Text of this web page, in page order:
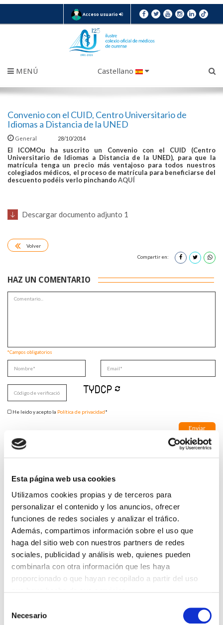
Esta página web usa cookies
Utilizamos cookies propias y de terceros para
personalizar el contenido y los anuncios, ofrecer
funciones de redes sociales y analizar el tráfico.
Además, compartimos información sobre el uso que
haga del sitio web con nuestros partners de redes
sociales, publicidad y análisis web, quienes pueden
combinarla con otra información que les haya
proporcionado o que hayan recopilado a partir del uso
Necesario
Acceso usuario
MENÚ Castellano
Convenio con el CUID, Centro Universitario de
Idiomas a Distancia de la UNED
General 28/10/2014
El ICOMOu ha suscrito un Convenio con el CUID (Centro
Universitario de Idiomas a Distancia de la UNED), para que la
matrícula tenga un precio más ventajoso para todos nuestros
colegiados médicos, el proceso de matrícula para beneficiarse del
descuento podéis verlo pinchandoAQUÍ
Descargar documento adjunto 1
Volver
Compartir en:
HAZ UN COMENTARIO
*Campos obligatorios
He leido y acepto la Política de privacidad*
DESTACADAS
SANIDAD CREA UN DIPLOMA OFICIAL PARA RECONOCER LA
LABOR DE LOS TUTORES DE RESIDENTES
LA ALIANZA MÉDICA POR LA SALUD PLANETARIA SE ADHIERE
03/08/2026
PREMIOS DE LA REAL ACADEMIA DE MEDICINA DE GALICIA
2026
31/07/2026
CARTA DEL PRESIDENTE DE MUTUAL MÉDICA SOBRE LA
REFORMA DE LAS MUTUALIDADES ALTERNATIVAS Y LA
EL COLEGIO MÉDICO DE OURENSE CONVOCA EL I CERTAMEN
DE CASOS CLÍNICOS PARA MÉDICOS INTERNOS RESIDENTES